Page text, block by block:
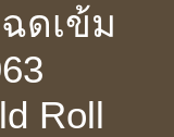
ดเข้ม
Roll